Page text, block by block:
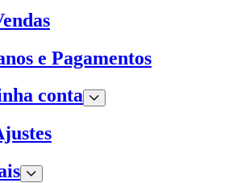
e Pagamentos
conta